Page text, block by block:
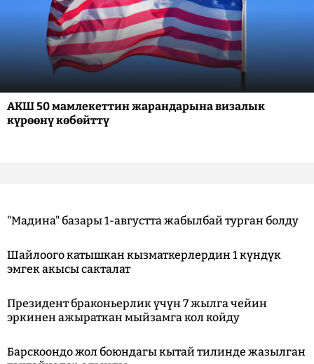
АКШ 50 мамлекеттин жарандарына визалык
күрөөнү көбөйттү
"Мадина" базары 1-августта жабылбай турган болду
Шайлоого катышкан кызматкерлердин 1 күндүк
эмгек акысы сакталат
Президент браконьерлик үчүн 7 жылга чейин
эркинен ажыраткан мыйзамга кол койду
Барскоондо жол боюндагы кытай тилинде жазылган